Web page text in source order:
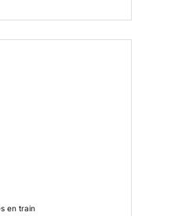
en train